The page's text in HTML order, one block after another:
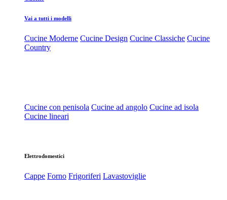
Vai a tutti i modelli
Cucine Moderne Cucine Design Cucine Classiche Cucine
Country
Cucine con penisola Cucine ad angolo Cucine ad isola
Cucine lineari
Elettrodomestici
Cappe Forno Frigoriferi Lavastoviglie